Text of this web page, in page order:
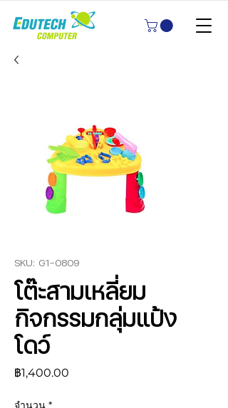
SKU: G1-0809
โต๊ะสามเหลี่ยม
กิจกรรมกลุ่มแป้ง
โดว์
฿1,400.00
จำนวน *